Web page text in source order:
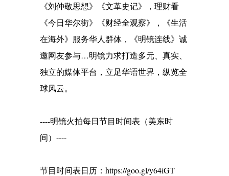
《刘仲敬思想》《文革史记》，理财看
《今日华尔街》《财经全观察》，《生活
在海外》服务华人群体，《明镜连线》诚
邀网友参与…明镜力求打造多元、真实、
独立的媒体平台，立足华语世界，纵览全
球风云。
----明镜火拍每日节目时间表（美东时
间）----
节目时间表日历：https://goo.gl/y64iGT